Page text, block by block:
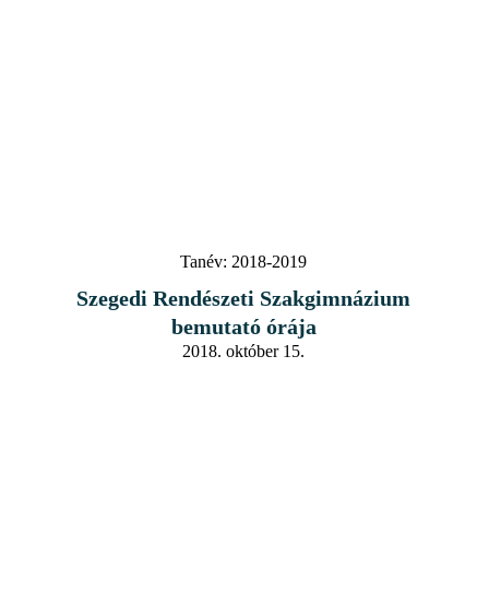
Tanév: 2018-2019
Szegedi Rendészeti Szakgimnázium
bemutató órája
2018. október 15.